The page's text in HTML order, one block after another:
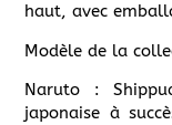
haut, avec
Modèle de la
Naruto :
japonaise à